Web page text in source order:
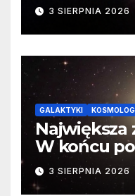
3 SIERPNIA 2026
GALAKTYKI
Największa
W końcu
faktyczne
3 SIERPNIA 2026